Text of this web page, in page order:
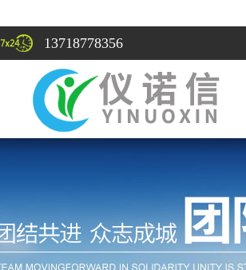
13718778356